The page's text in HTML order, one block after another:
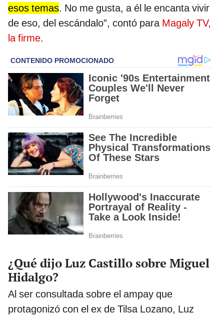
esos temas. No me gusta, a él le encanta vivir
de eso, del escándalo”, contó para Magaly TV,
la firme.
¿Qué dijo Luz Castillo sobre Miguel
Hidalgo?
Al ser consultada sobre el ampay que
protagonizó con el ex de Tilsa Lozano, Luz